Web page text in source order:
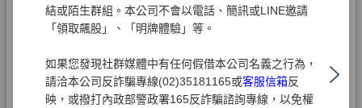
結或陌生群組。本公司不會以電話、簡訊或LINE邀請
「領取飆股」、「明牌體驗」等。
如果您發現社群媒體中有任何假借本公司名義之行為，
請洽本公司反詐騙專線(02)35181165或客服信箱反
映，或撥打內政部警政署165反詐騙諮詢專線，以免權